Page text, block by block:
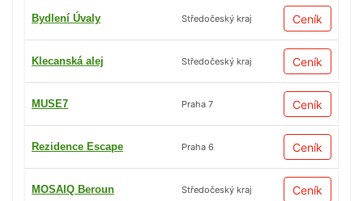
Bydlení Úvaly Středočeský kraj Ceník
Klecanská alej Středočeský kraj Ceník
MUSE7 Praha 7 Ceník
Rezidence Escape Praha 6 Ceník
MOSAIQ Beroun Středočeský kraj Ceník